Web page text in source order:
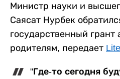
Министр науки и
Саясат Нурбек
государственный грант
родителям, передает
"Где-то сегодня